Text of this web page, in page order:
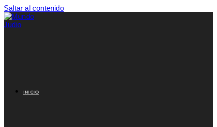
Saltar al contenido
INICIO